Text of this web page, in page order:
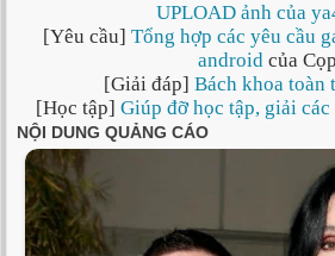
UPLOAD ảnh của
[Yêu cầu] Tổng hợp các yêu cầu
androidcủa Cọp
[Giải đáp] Bách khoa toàn
[Học tập] Giúp đỡ học tập, giải